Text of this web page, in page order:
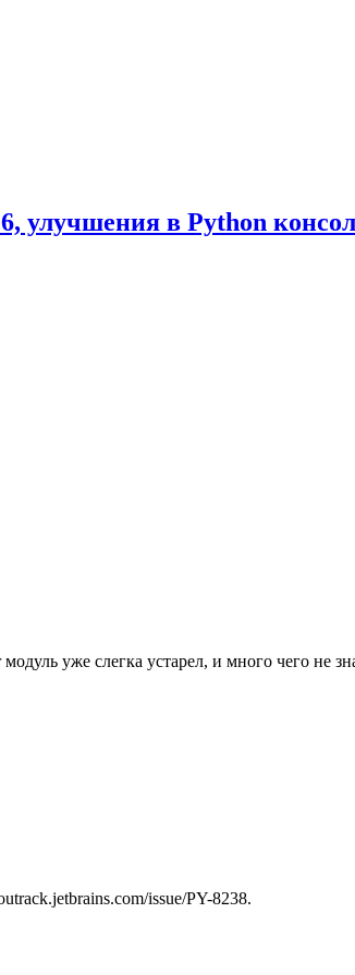
улучшения в Python
уже слегка устарел, и много чего не
issue/PY-8238.